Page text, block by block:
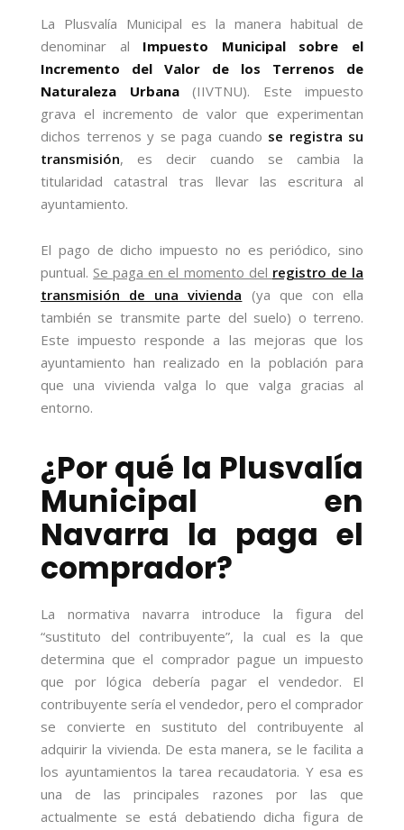
La Plusvalía Municipal es la manera habitual de
denominar al Impuesto Municipal sobre el
Incremento del Valor de los Terrenos de
Naturaleza Urbana(IIVTNU). Este impuesto
grava el incremento de valor que experimentan
dichos terrenos y se paga cuando se registra su
transmisión, es decir cuando se cambia la
titularidad catastral tras llevar las escritura al
ayuntamiento.
El pago de dicho impuesto no es periódico, sino
puntual.Se paga en el momento del registro de la
transmisión de una vivienda (ya que con ella
también se transmite parte del suelo) o terreno.
Este impuesto responde a las mejoras que los
ayuntamiento han realizado en la población para
que una vivienda valga lo que valga gracias al
entorno.
¿Por qué la Plusvalía
Municipal en
Navarra la paga el
comprador?
La normativa navarra introduce la figura del
“sustituto del contribuyente”, la cual es la que
determina que el comprador pague un impuesto
que por lógica debería pagar el vendedor. El
contribuyente sería el vendedor, pero el comprador
se convierte en sustituto del contribuyente al
adquirir la vivienda. De esta manera, se le facilita a
los ayuntamientos la tarea recaudatoria. Y esa es
una de las principales razones por las que
actualmente se está debatiendo dicha figura de